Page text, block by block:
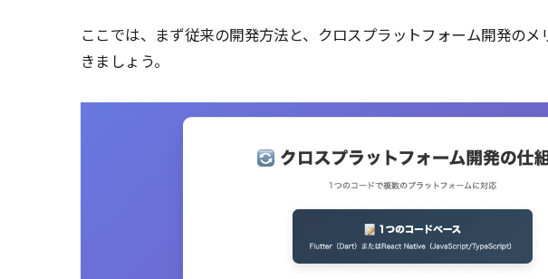
ここでは、まず従来の開発方法と、クロスプラットフォーム開発の
きましょう。